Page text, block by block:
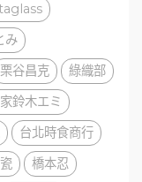
み
栗谷昌克
綠織部
鈴木エミ
台北時食商行
橋本忍